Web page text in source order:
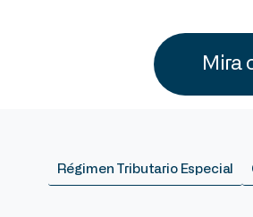
Mira
Régimen Tributario Especial